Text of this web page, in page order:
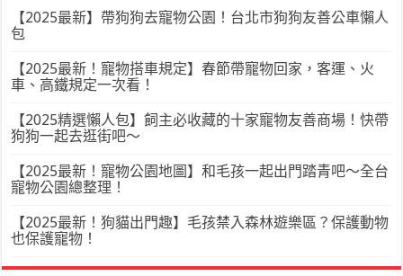
【2025最新】帶狗狗去寵物公園！台北市狗狗友善公車懶人
包
【2025最新！寵物搭車規定】春節帶寵物回家，客運、火
車、高鐵規定一次看！
【2025精選懶人包】飼主必收藏的十家寵物友善商場！快帶
狗狗一起去逛街吧～
【2025最新！寵物公園地圖】和毛孩一起出門踏青吧～全台
寵物公園總整理！
【2025最新！狗貓出門趣】毛孩禁入森林遊樂區？保護動物
也保護寵物！